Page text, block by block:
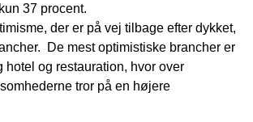
37 procent.
der er på vej tilbage efter dykket,
De mest optimistiske brancher er
hotel og restauration, hvor over
tror på en højere